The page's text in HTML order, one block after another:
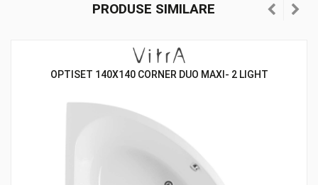
PRODUSE SIMILARE
OPTISET 140X140 CORNER DUO MAXI- 2 LIGHT